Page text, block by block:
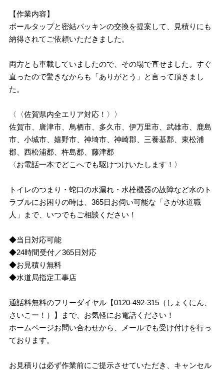
【作業内容】
ボールタップと密結パッキンの交換を提案して、見積りにも
納得されてご依頼いただきました。
両方とも車載していましたので、その場で直せました。すぐ
直ったので驚きなからも「ありがとう」と言って頂きまし
た。
〈〈佐賀県内全エリア対応！〉〉
佐賀市、唐津市、鳥栖市、多久市、伊万里市、武雄市、鹿島
市、小城市、嬉野市、神埼市、神崎郡、三養基郡、東松浦
郡、西松浦郡、杵島郡、藤津郡
〈お電話一本でどこへでも駆けつけいたします！〉
トイレのつまり・蛇口の水漏れ・水栓機器の故障など水のト
ラブルにお困りの時は、365日お伺い可能な「さが水道職
人」まで、いつでもご相談ください！
◆当日対応可能
◆24時間受付／365日対応
◆お見積り無料
◆水道局指定工事店
通話料無料のフリーダイヤル【0120-492-315（しょくにん、
さいこー！）】まで、お気軽にお電話ください！
ホームページお問い合わせから、メールでも受け付けを行っ
ております。
お見積りは必ず作業前にご提示させていただき、キャンセル